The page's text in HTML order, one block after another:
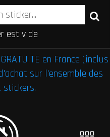
est vide
en France (inclus
sur l'ensemble des
stickers.